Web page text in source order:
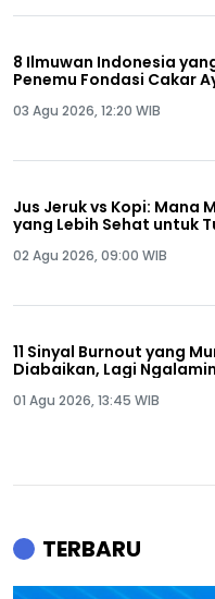
8 Ilmuwan Indonesia
Penemu Fondasi Cakar
03 Agu 2026, 12:20 WIB
Jus Jeruk vs Kopi: Mana
yang Lebih Sehat untuk
02 Agu 2026, 09:00 WIB
11 Sinyal Burnout yang
Diabaikan, Lagi
01 Agu 2026, 13:45 WIB
TERBARU